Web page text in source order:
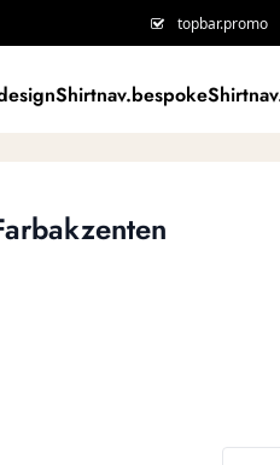
topbar.promo
nav.bespokeShirt